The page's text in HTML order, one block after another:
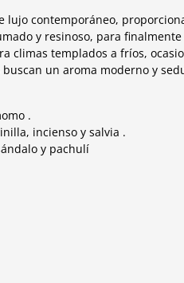
lujo contemporáneo,
y resinoso, para
climas templados a fríos,
un aroma moderno y
.
incienso y salvia .
y pachulí